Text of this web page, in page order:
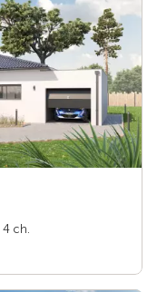
| 4 ch.